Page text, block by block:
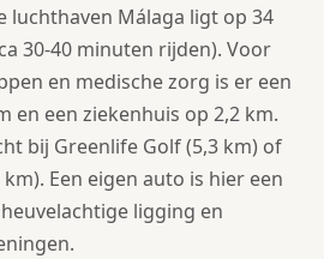
luchthaven Málaga ligt op 34
30-40 minuten rijden). Voor
en medische zorg is er een
en een ziekenhuis op 2,2 km.
bij Greenlife Golf (5,3 km) of
Een eigen auto is hier een
ligging en